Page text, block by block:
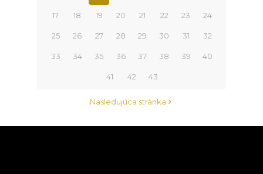
17 18 19 20 21 22 23 24
25 26 27 28 29 30 31 32
33 34 35 36 37 38 39 40
41 42 43
Nasledujúca stránka